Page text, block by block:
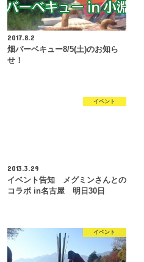
2017.8.2
畑バーベキュー8/5(土)のお知ら
せ！
イベント
2013.3.29
イベント告知 メグミンさんとの
コラボ in名古屋 明日30日
イベント